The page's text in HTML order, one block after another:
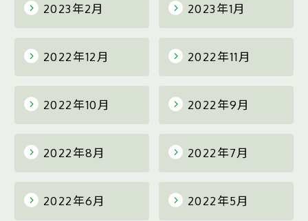
2023年2月 2023年1月
2022年12月 2022年11月
2022年10月 2022年9月
2022年8月 2022年7月
2022年6月 2022年5月